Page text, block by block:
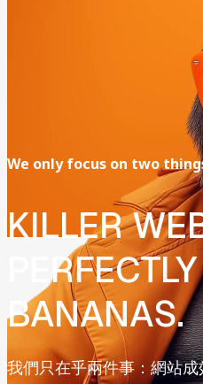
We only focus on two
KILLER
PERFECTLY
BANANAS.
我們只在乎兩件事：網站成